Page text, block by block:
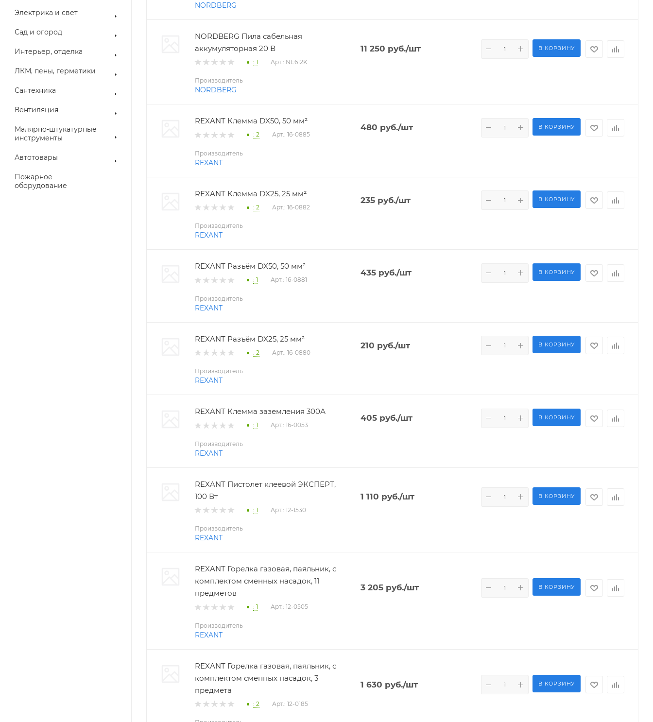
Электрика и свет
Сад и огород
Интерьер, отделка
ЛКМ, пены, герметики
Сантехника
Вентиляция
Малярно-штукатурные
инструменты
Автотовары
Пожарное
оборудование
NORDBERG
NORDBERG Пила сабельная
аккумуляторная 20 В
: 1 Арт.: NE612K
11 250 руб./шт В КОРЗИНУ
Производитель
NORDBERG
REXANT Клемма DX50, 50 мм²
: 2 Арт.: 16-0885
480 руб./шт В КОРЗИНУ
Производитель
REXANT
REXANT Клемма DX25, 25 мм²
: 2 Арт.: 16-0882
235руб./шт В КОРЗИНУ
Производитель
REXANT
REXANT Разъём DX50, 50 мм²
: 1 Арт.: 16-0881
435руб./шт В КОРЗИНУ
Производитель
REXANT
REXANT Разъём DX25, 25 мм²
: 2 Арт.: 16-0880
210 руб./шт В КОРЗИНУ
Производитель
REXANT
REXANT Клемма заземления 300А
: 1 Арт.: 16-0053
405руб./шт В КОРЗИНУ
Производитель
REXANT
REXANT Пистолет клеевой ЭКСПЕРТ,
100 Вт
: 1 Арт.: 12-1530
1 110 руб./шт В КОРЗИНУ
Производитель
REXANT
REXANT Горелка газовая, паяльник, с
комплектом сменных насадок, 11
предметов
: 1 Арт.: 12-0505
3 205руб./шт В КОРЗИНУ
Производитель
REXANT
REXANT Горелка газовая, паяльник, с
комплектом сменных насадок, 3
предмета
: 2 Арт.: 12-0185
1 630 руб./шт В КОРЗИНУ